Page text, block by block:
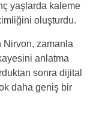
yaşlarda kaleme
oluşturdu.
Nirvon, zamanla
anlatma
sonra dijital
daha geniş bir